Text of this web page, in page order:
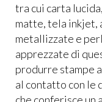
tra cui carta
matte, tela inkjet,
metallizzate e
apprezzate di
produrre stampe
al contatto con le